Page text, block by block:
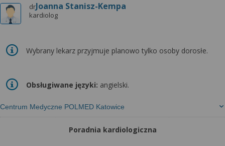
drJoanna Stanisz-Kempa
kardiolog
Centrum Medyczne POLMED Katowice
Wybrany lekarz przyjmuje planowo tylko osoby dorosłe.
Obsługiwane języki: angielski.
Poradnia kardiologiczna